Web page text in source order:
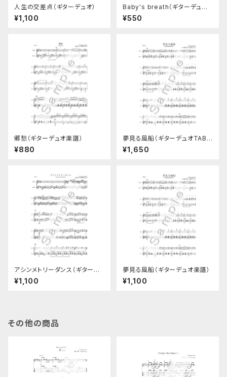
人生の交差点（ギターデュオ）
¥1,100
Baby's breath（ギターデュオ
楽譜）
¥550
郷愁（ギターデュオ楽譜）
¥880
夢見る風船（ギターデュオTAB
譜付き楽譜）
¥1,650
アシンメトリーダンス（ギターデ
ュオ楽譜）
¥1,100
夢見る風船（ギターデュオ楽譜）
¥1,100
その他の商品